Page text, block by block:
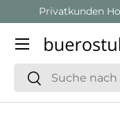
Direkt zum
Suchen
Suchen
Menü